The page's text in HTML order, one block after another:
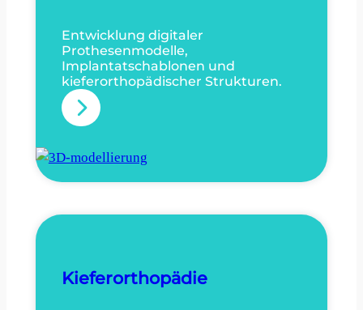
Entwicklung digitaler
Prothesenmodelle,
Implantatschablonen und
kieferorthopädischer Strukturen.
:
D
-
e
Kieferorthopädie